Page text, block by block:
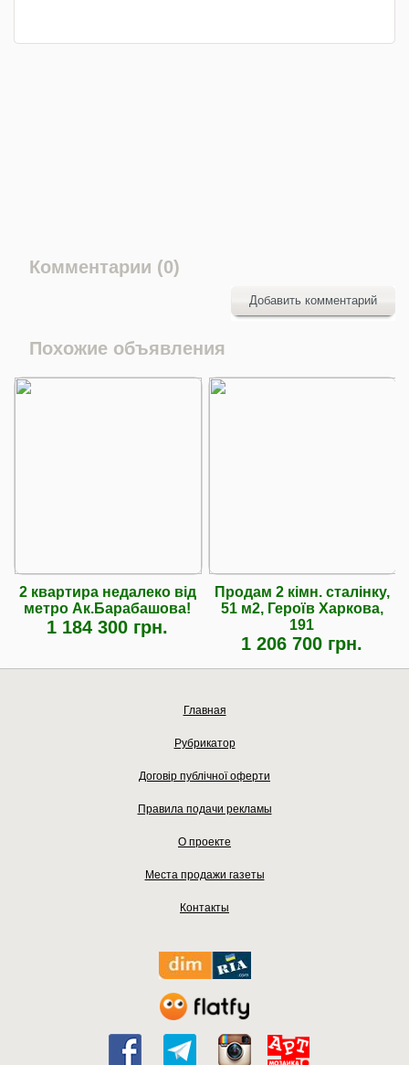
Комментарии (0)
Добавить комментарий
Похожие объявления
2 квартира недалеко від
метро Ак.Барабашова!
1 184 300 грн.
Продам 2 кімн. сталінку,
51 м2, Героїв Харкова,
191
1 206 700 грн.
Главная
Рубрикатор
Договір публічної оферти
Правила подачи рекламы
О проекте
Места продажи газеты
Контакты